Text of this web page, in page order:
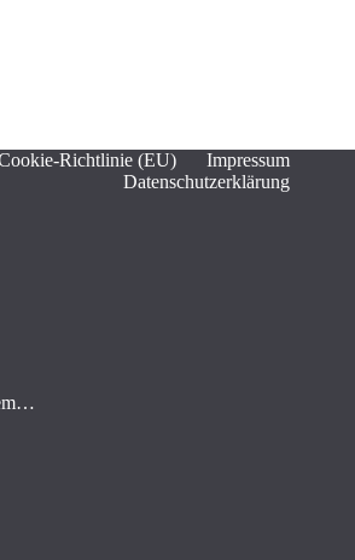
Richtlinie (EU)
Impressum
Datenschutzerklärung